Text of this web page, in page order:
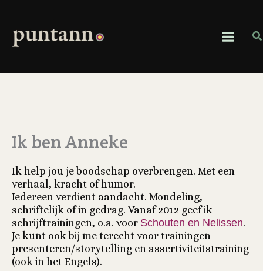
inhoud
Ik ben Anneke
Ik help jou je boodschap overbrengen. Met een
verhaal, kracht of humor.
Iedereen verdient aandacht. Mondeling,
schriftelijk of in gedrag. Vanaf 2012 geef ik
schrijftrainingen, o.a. voor Schouten en Nelissen.
Je kunt ook bij me terecht voor trainingen
presenteren/storytelling en assertiviteitstraining
(ook in het Engels).